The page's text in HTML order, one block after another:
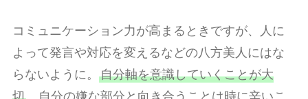
コミュニケーション力が高まるときですが、人に
よって発言や対応を変えるなどの八方美人にはな
らないように。 自分軸を意識していくことが大
切。自分の嫌な部分と向き合うことは時に辛いこ